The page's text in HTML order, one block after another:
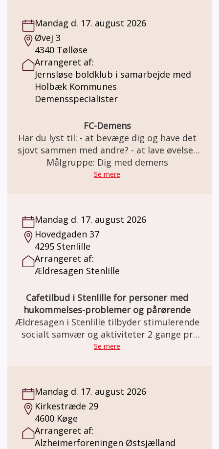
Mandag d. 17. august 2026
Øvej 3
4340 Tølløse
Arrangeret af:
Jernsløse boldklub i samarbejde med
Holbæk Kommunes
Demensspecialister
FC-Demens
Har du lyst til: - at bevæge dig og have det
sjovt sammen med andre? - at lave øvelser
med og uden bold i et trygt fællesskab? Så
er FC Demens i Jernløse BK lige noget for
demenslignende symptomer og demens i
tidligt stadie. Tag gerne din ven eller
pårørende med. Der tages hensyn til hver
enkelt spiller og vi passer vi på hinanden.
Målgruppe: Dig med demens
Se mere
Mandag d. 17. august 2026
Hovedgaden 37
4295 Stenlille
Arrangeret af:
Ældresagen Stenlille
Cafetilbud i Stenlille for personer med
hukommelses-problemer og pårørende
Ældresagen i Stenlille tilbyder stimulerende
socialt samvær og aktiviteter 2 gange pr
måned.
Se mere
Mandag d. 17. august 2026
Kirkestræde 29
4600 Køge
Arrangeret af:
Alzheimerforeningen Østsjælland